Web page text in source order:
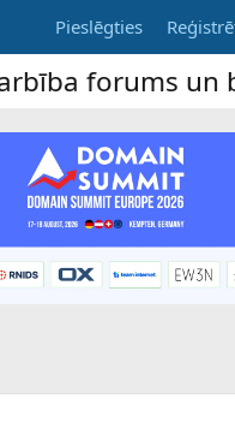
Pieslēgties
forums un